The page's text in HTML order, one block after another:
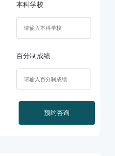
本科学校
百分制成绩
预约咨询